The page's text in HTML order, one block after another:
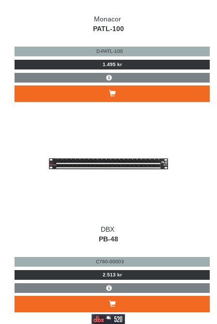
Monacor
PATL-100
D-PATL-100
1.495 kr
DBX
PB-48
C760-00003
2.513 kr